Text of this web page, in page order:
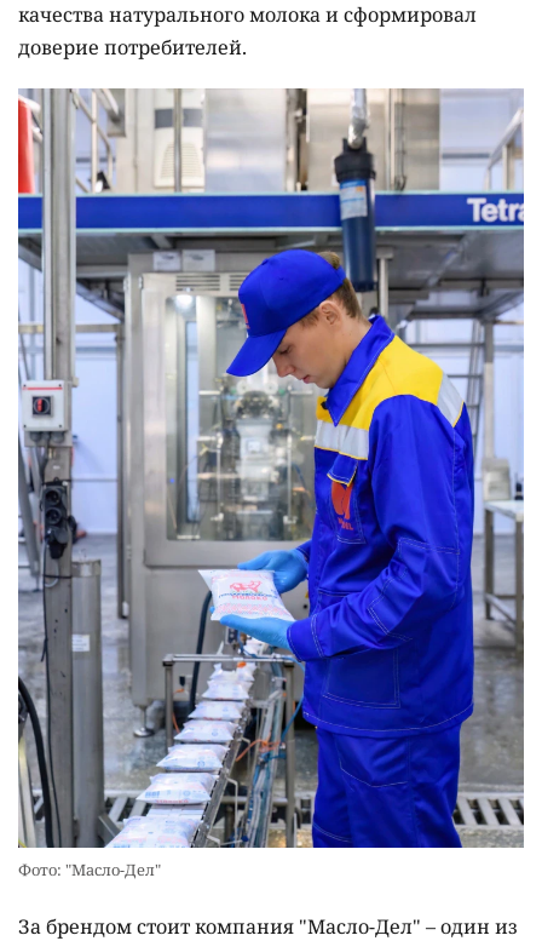
качества натурального молока и сформировал
доверие потребителей.
Фото: "Масло-Дел"
За брендом стоит компания "Масло-Дел" – один из